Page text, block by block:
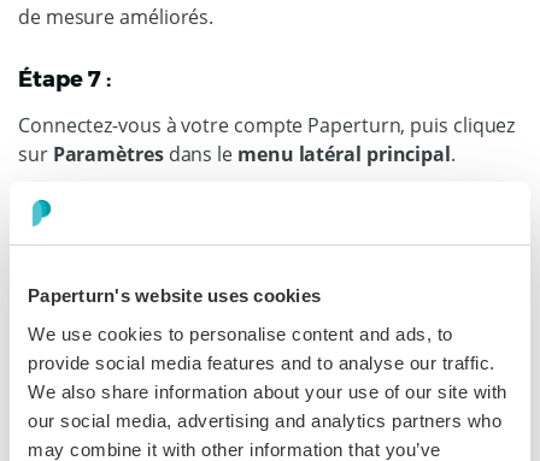
Paperturn's website uses cookies
We use cookies to personalise content and ads, to
provide social media features and to analyse our traffic.
We also share information about your use of our site with
our social media, advertising and analytics partners who
may combine it with other information that you’ve
Étape 7 :
Connectez-vous à votre compte Paperturn, puis cliquez
sur Paramètresdans le menu latéral principal.
Dans la carte de
l'identifiant de mesure GA4 dans le champID de